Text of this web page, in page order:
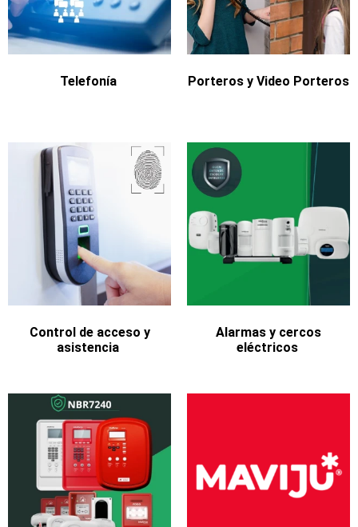
Telefonía Porteros y Video Porteros
Control de acceso y
asistencia
Alarmas y cercos
eléctricos